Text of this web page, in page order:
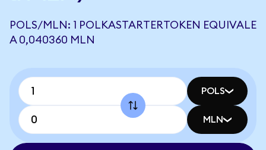
POLS/MLN: 1 POLKASTARTERTOKEN EQUIVALE
A 0,040360 MLN
POLS
MLN